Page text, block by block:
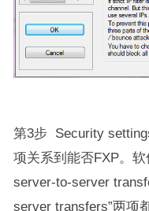
第3步 Security
项关系到能否FXP。
server-to-server
server transfers”两项